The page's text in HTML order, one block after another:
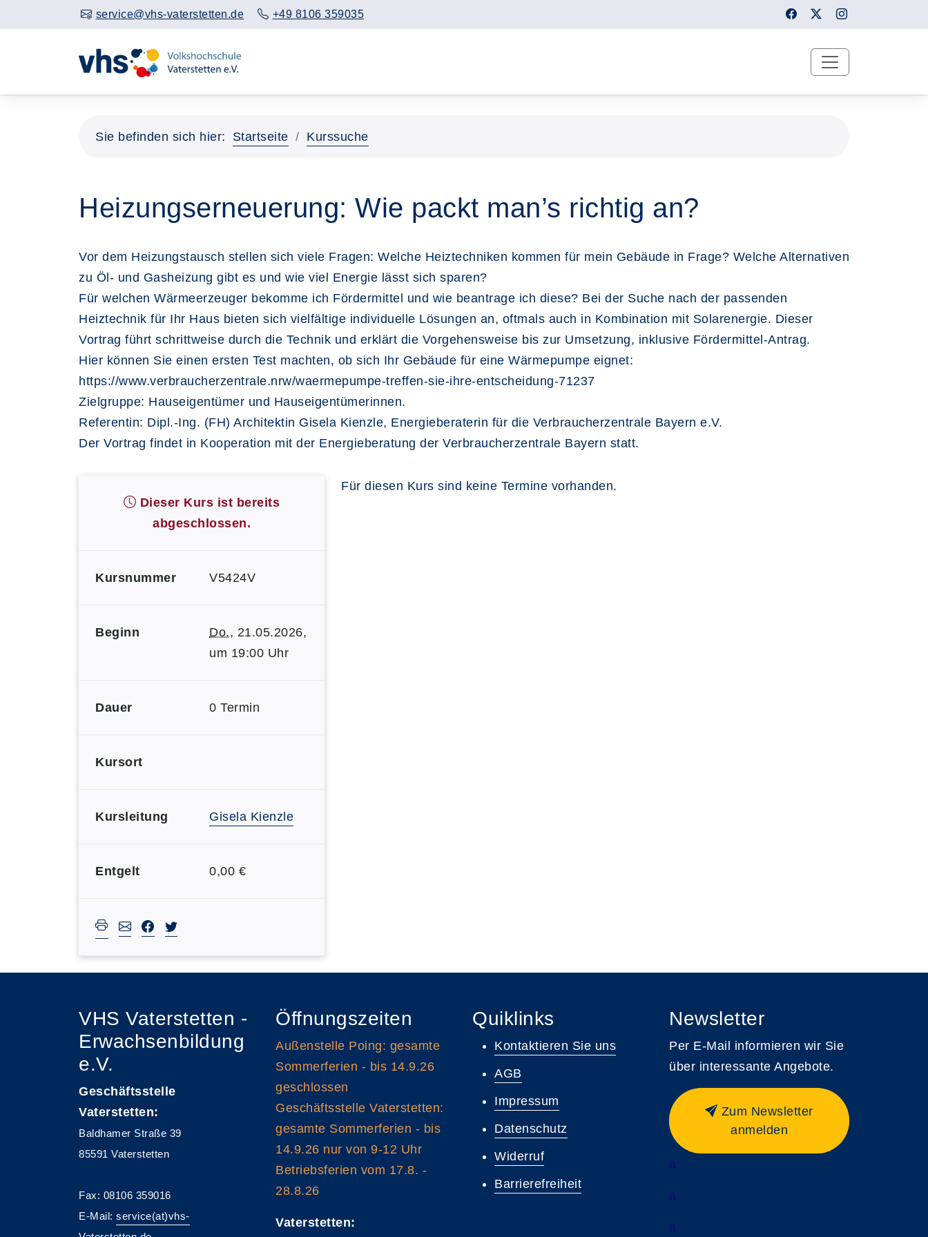
service@vhs-vaterstetten.de +49 8106 359035
Sie befinden sich hier: Startseite Kurssuche
Heizungserneuerung: Wie packt man’s richtig an?
Vor dem Heizungstausch stellen sich viele Fragen: Welche Heiztechniken kommen für mein Gebäude in Frage? Welche Alternativen
zu Öl- und Gasheizung gibt es und wie viel Energie lässt sich sparen?
Für welchen Wärmeerzeuger bekomme ich Fördermittel und wie beantrage ich diese? Bei der Suche nach der passenden
Heiztechnik für Ihr Haus bieten sich vielfältige individuelle Lösungen an, oftmals auch in Kombination mit Solarenergie. Dieser
Vortrag führt schrittweise durch die Technik und erklärt die Vorgehensweise bis zur Umsetzung, inklusive Fördermittel-Antrag.
Hier können Sie einen ersten Test machten, ob sich Ihr Gebäude für eine Wärmepumpe eignet:
https://www.verbraucherzentrale.nrw/waermepumpe-treffen-sie-ihre-entscheidung-71237
Zielgruppe: Hauseigentümer und Hauseigentümerinnen.
Referentin: Dipl.-Ing. (FH) Architektin Gisela Kienzle, Energieberaterin für die Verbraucherzentrale Bayern e.V.
Der Vortrag findet in Kooperation mit der Energieberatung der Verbraucherzentrale Bayern statt.
Dieser Kurs ist bereits
abgeschlossen.
Kursnummer V5424V
Beginn Do., 21.05.2026,
um 19:00 Uhr
Dauer 0 Termin
Kursort
Kursleitung Gisela Kienzle
Entgelt 0,00 €
Für diesen Kurs sind keine Termine vorhanden.
VHS Vaterstetten -
Erwachsenbildung
e.V.
Geschäftsstelle
Vaterstetten:
Baldhamer Straße 39
85591 Vaterstetten
Fax: 08106 359016
E-Mail: service(at)vhs-
Öffnungszeiten
Außenstelle Poing: gesamte
Sommerferien - bis 14.9.26
geschlossen
Geschäftsstelle Vaterstetten:
gesamte Sommerferien - bis
14.9.26 nur von 9-12 Uhr
Betriebsferien vom 17.8. -
28.8.26
Vaterstetten:
Quiklinks
Kontaktieren Sie uns
AGB
Impressum
Datenschutz
Widerruf
Barrierefreiheit
Newsletter
Per E-Mail informieren wir Sie
über interessante Angebote.
Zum Newsletter
anmelden
a
a
a